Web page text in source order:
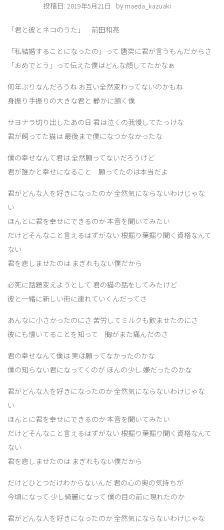
投稿日: 2019年5月21日 by maeda_kazuaki
「君と彼とネコのうた」 前田和亮
「私結婚することになったの」って 唐突に君が言うもんだからさ
「おめでとう」って伝えた僕はどんな顔してたかなぁ
何年ぶりなんだろうね お互い全然変わってないのかもね
身振り手振りの大きな君と 静かに頷く僕
サヨナラ切り出したあの日 君は泣くの我慢してたっけな
君が飼ってた猫は 最後まで僕になつかなかったな
僕の幸せなんて君は 全然願ってないだろうけど
君が誰かと幸せになること 願ってたのは本当だよ
君がどんな人を好きになったのか 全然気にならないわけじゃな
い
ほんとに君を幸せにできるのか 本音を聞いてみたい
だけどそんなこと言えるはずがない 根掘り葉掘り聞く資格なんて
ない
君を悲しませたのは まぎれもない僕だから
必死に話題変えようとして 君の猫の話をしてみたけど
彼と一緒に新しい街に連れていくんだってさ
あんなに小さかったのにさ 苦労してミルクも飲ませたのにさ
彼にも懐いてることを知って 胸がまた痛んだのさ
君の幸せなんて僕は 実は願ってなかったのかな
僕の知らない君になってくのが ほんの少し 嫌だったのかな
君がどんな人を好きになったのか 全然気にならないわけじゃな
い
ほんとに君を幸せにできるのか 本音を聞いてみたい
だけどそんなこと言えるはずがない 根掘り葉掘り聞く資格なんて
ない
君を悲しませたのは まぎれもない僕だから
だけどひとつだけわからないんだ 君の心の奥の気持ちが
今頃になって 少し綺麗になって 僕の目の前に現れたのか
君がどんな人を好きになったのか 全然気にならないわけじゃな